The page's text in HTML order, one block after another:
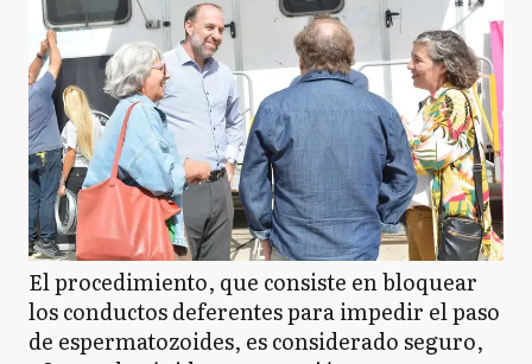
El procedimiento, que consiste en bloquear
los conductos deferentes para impedir el paso
de espermatozoides, es considerado seguro,